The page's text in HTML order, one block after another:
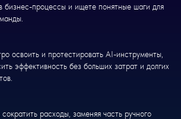
бизнес-процессы и ищете понятные шаги для
освоить и протестировать AI-инструменты,
эффективность без больших затрат и долгих
расходы, заменяя часть ручного